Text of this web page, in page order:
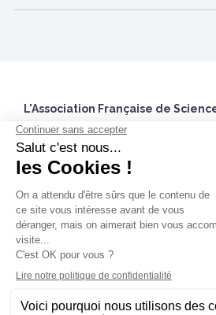
L'Association Française de
27 rue Saint Guillaume
75337 Paris Cedex 07 France
Accueil
Twitter
Nous contacter